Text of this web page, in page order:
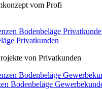
vom Profi
Privatkunden
von Privatkunden
Bodenbeläge